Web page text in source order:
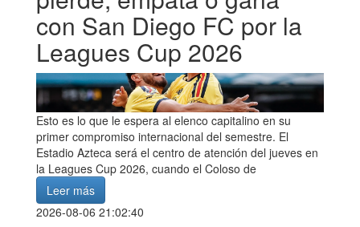
con San Diego FC por la
Leagues Cup 2026
Esto es lo que le espera al elenco capitalino en su
primer compromiso internacional del semestre. El
Estadio Azteca será el centro de atención del jueves en
la Leagues Cup 2026, cuando el Coloso de
Leer más
2026-08-06 21:02:40